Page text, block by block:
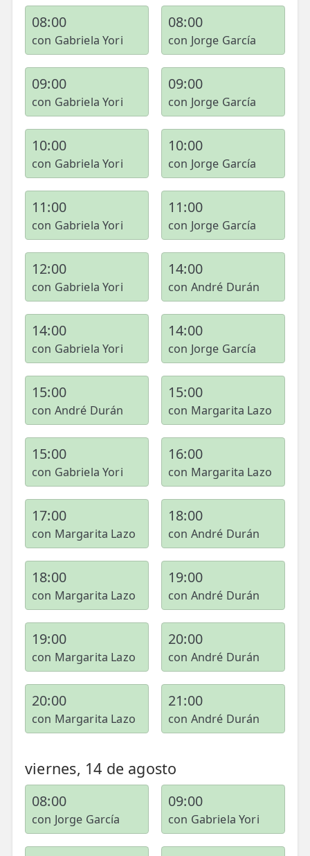
Trocanteritis
Hernia Discal
Fascitis Plantar
Lumbalgia
Ciática
Bursitis de Hombro
Síndrome Piramidal
Tendinitis de Aquiles
08:00
con Gabriela Yori
08:00
con Jorge García
09:00
con Gabriela Yori
09:00
con Jorge García
10:00
con Gabriela Yori
10:00
con Jorge García
11:00
con Gabriela Yori
11:00
con Jorge García
12:00
con Gabriela Yori
14:00
con André Durán
14:00
con Gabriela Yori
14:00
con Jorge García
15:00
con André Durán
15:00
con Margarita Lazo
15:00
con Gabriela Yori
16:00
con Margarita Lazo
17:00
con Margarita Lazo
18:00
con André Durán
18:00
con Margarita Lazo
19:00
con André Durán
19:00
con Margarita Lazo
20:00
con André Durán
20:00
con Margarita Lazo
21:00
con André Durán
viernes, 14 de agosto
08:00
con Jorge García
09:00
con Gabriela Yori